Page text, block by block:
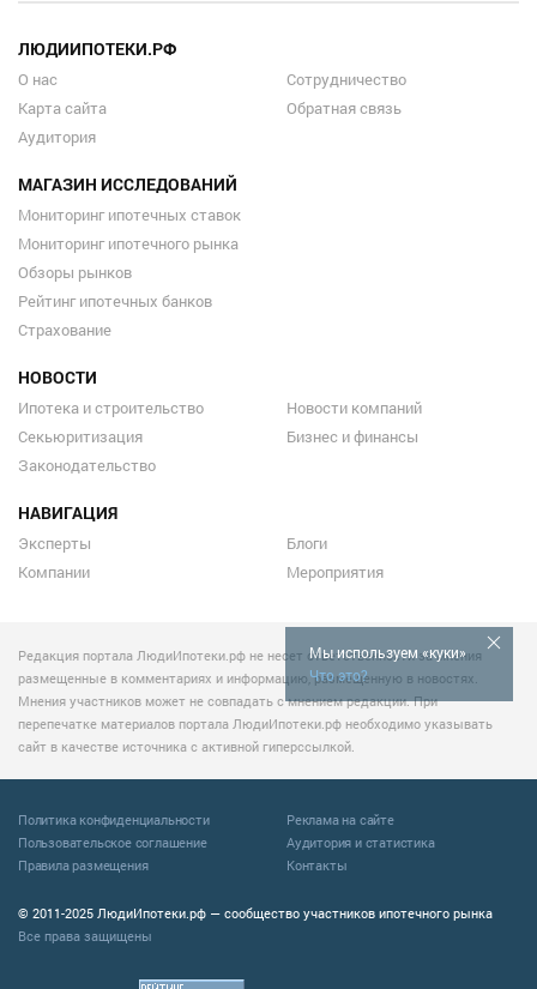
Мы используем «куки»
Что это?
ЛЮДИИПОТЕКИ.РФ
О нас
Карта сайта
Аудитория
Сотрудничество
Обратная связь
МАГАЗИН ИССЛЕДОВАНИЙ
Мониторинг ипотечных ставок
Мониторинг ипотечного рынка
Обзоры рынков
Рейтинг ипотечных банков
Страхование
НОВОСТИ
Ипотека и строительство
Секьюритизация
Законодательство
Новости компаний
Бизнес и финансы
НАВИГАЦИЯ
Эксперты
Компании
Блоги
Мероприятия
Редакция портала ЛюдиИпотеки.рф не несет ответственности за мнения
размещенные в комментариях и информацию, размещенную в новостях.
Мнения участников может не совпадать с мнением редакции. При
перепечатке материалов портала ЛюдиИпотеки.рф необходимо указывать
сайт в качестве источника с активной гиперссылкой.
© 2011-2025 ЛюдиИпотеки.рф — сообщество участников ипотечного рынка
Все права защищены
Политика конфиденциальности
Пользовательское соглашение
Правила размещения
Реклама на сайте
Аудитория и статистика
Контакты